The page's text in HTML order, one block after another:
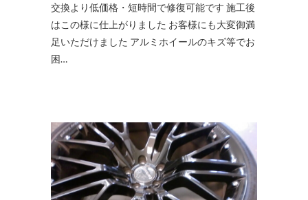
交換より低価格・短時間で修復可能です 施工後
はこの様に仕上がりました お客様にも大変御満
足いただけました アルミホイールのキズ等でお
困…